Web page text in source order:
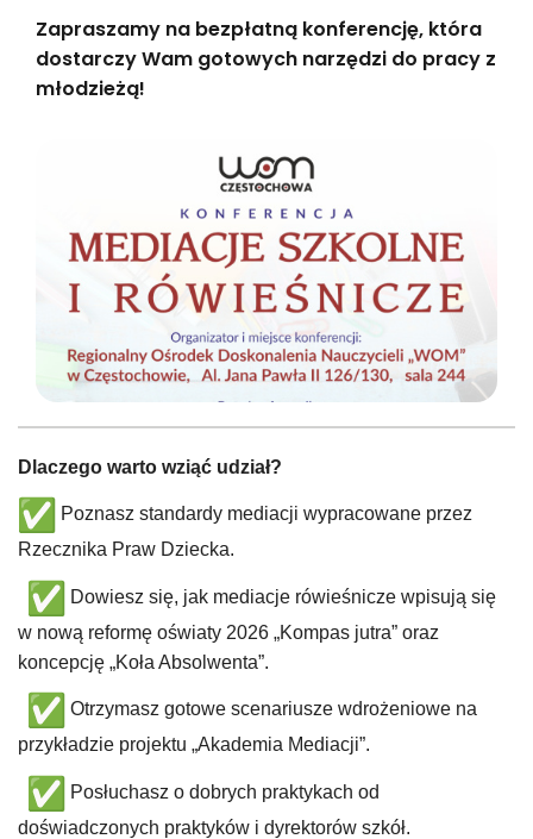
Zapraszamy na bezpłatną konferencję, która
dostarczy Wam gotowych narzędzi do pracy z
młodzieżą!
Dlaczego warto wziąć udział?
Poznasz standardy mediacji wypracowane przez
Rzecznika Praw Dziecka.
Dowiesz się, jak mediacje rówieśnicze wpisują się
w nową reformę oświaty 2026 „Kompas jutra” oraz
koncepcję „Koła Absolwenta”.
Otrzymasz gotowe scenariusze wdrożeniowe na
przykładzie projektu „Akademia Mediacji”.
Posłuchasz o dobrych praktykach od
doświadczonych praktyków i dyrektorów szkół.